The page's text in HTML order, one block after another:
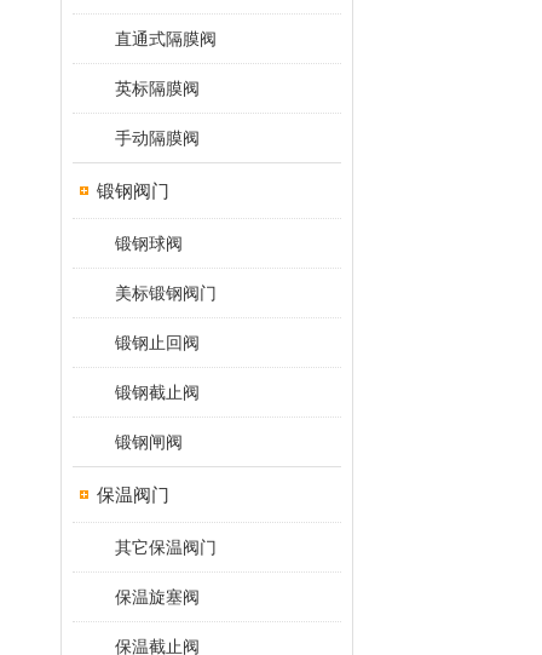
直通式隔膜阀
英标隔膜阀
手动隔膜阀
锻钢阀门
锻钢球阀
美标锻钢阀门
锻钢止回阀
锻钢截止阀
锻钢闸阀
保温阀门
其它保温阀门
保温旋塞阀
保温截止阀